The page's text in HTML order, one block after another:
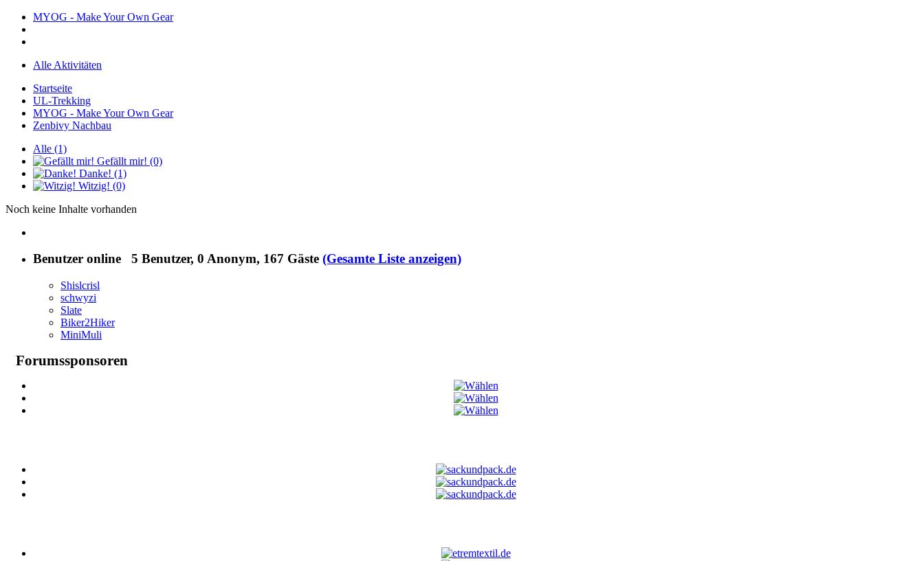
MYOG - Make Your Own Gear
Alle Aktivitäten
Startseite
UL-Trekking
MYOG - Make Your Own Gear
Zenbivy Nachbau
Alle (1)
Gefällt mir! (0)
Danke! (1)
Witzig! (0)
Noch keine Inhalte vorhanden
Benutzer online 5 Benutzer, 0 Anonym, 167 Gäste (Gesamte Liste anzeigen)
Shislcrisl
schwyzi
Slate
Biker2Hiker
MiniMuli
Forumssponsoren